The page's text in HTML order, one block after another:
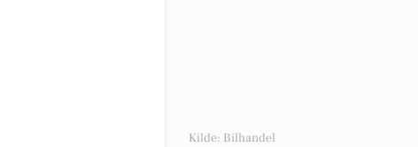
Kilde: Bilhandel